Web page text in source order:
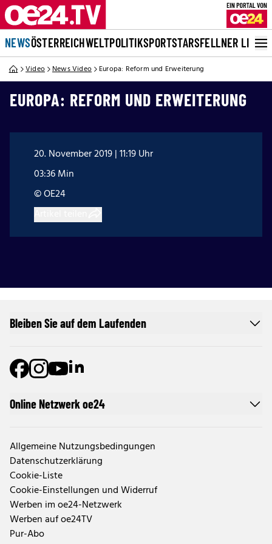
NEWSÖSTERREICHWELTPOLITIKSPORTSTARSFELLNER LIVE
Video News Video Europa: Reform und Erweiterung
EUROPA: REFORM UND ERWEITERUNG
20. November 2019 | 11:19 Uhr
03:36 Min
© OE24
Online Netzwerk oe24
Allgemeine Nutzungsbedingungen
Datenschutzerklärung
Cookie-Liste
Cookie-Einstellungen und Widerruf
Werben im oe24-Netzwerk
Werben auf oe24TV
Pur-Abo
Bleiben Sie auf dem Laufenden